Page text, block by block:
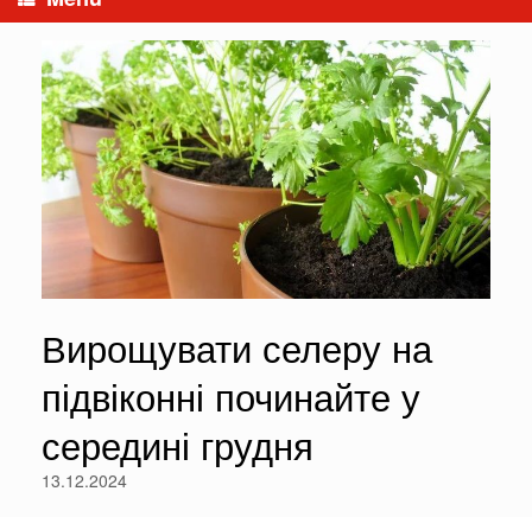
Вирощувати селеру на
підвіконні починайте у
середині грудня
13.12.2024